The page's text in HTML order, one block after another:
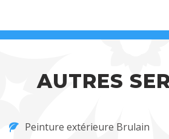
AUTRES
Peinture extérieure Brulain